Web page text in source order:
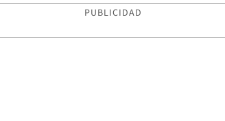
PUBLICIDAD